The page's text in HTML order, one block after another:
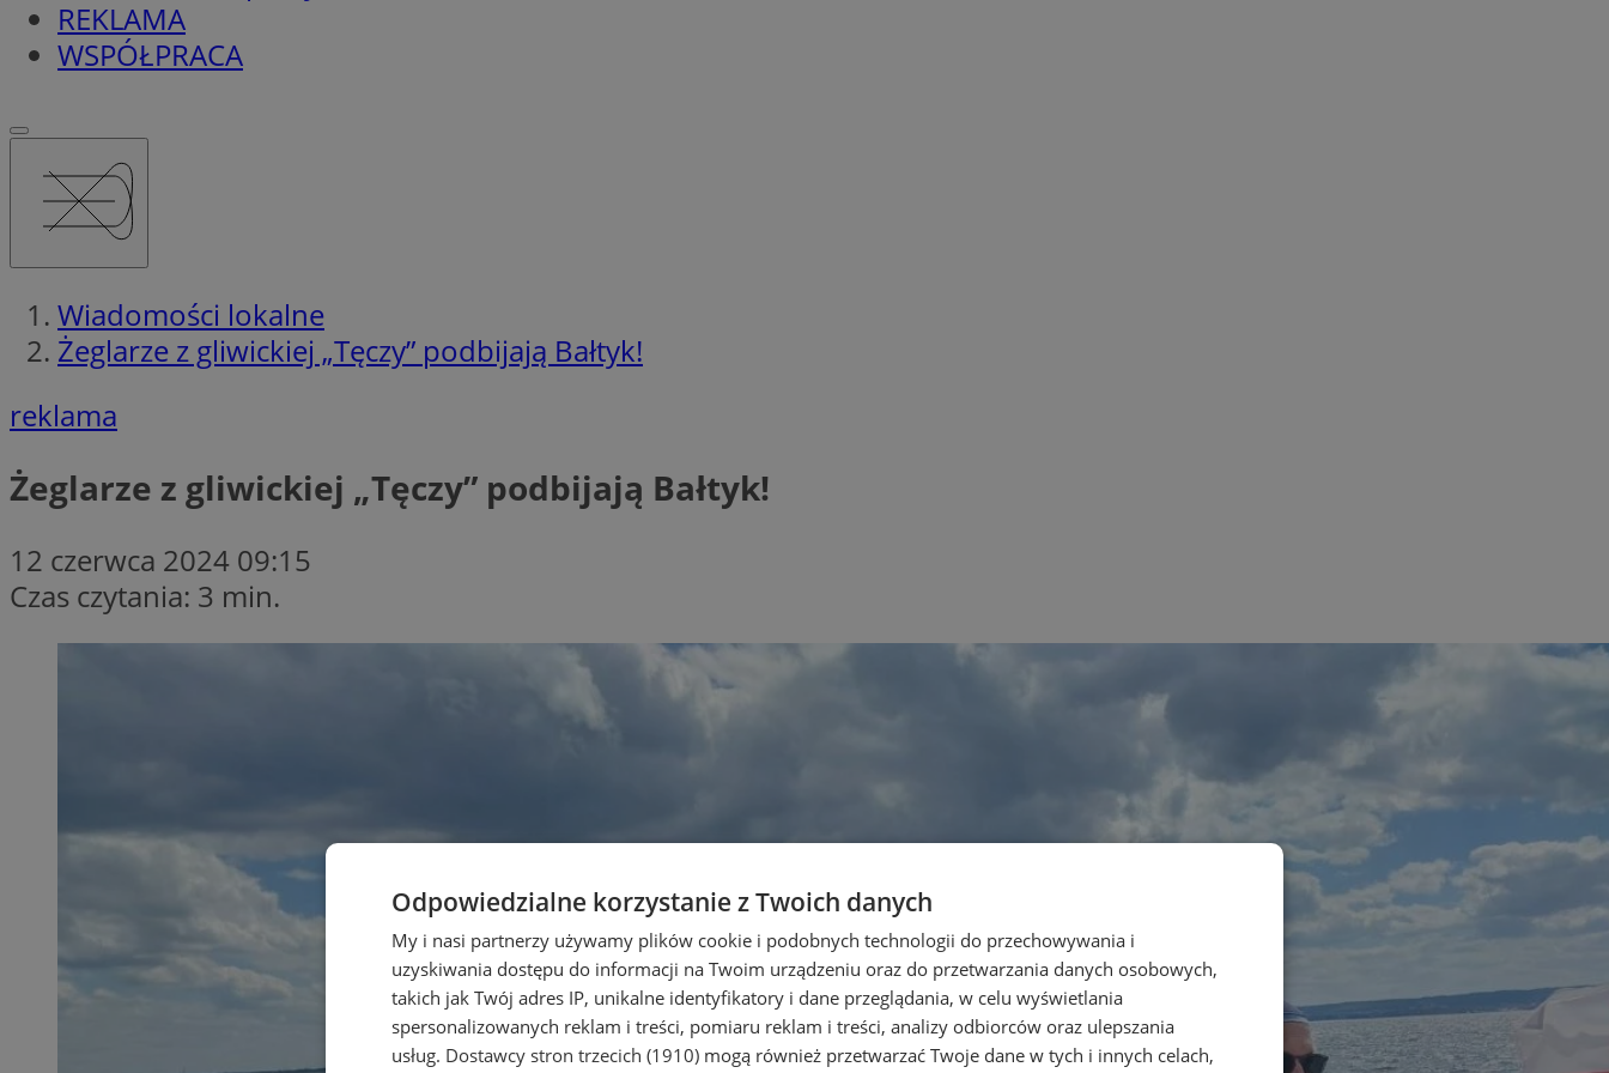
REKLAMA
WSPÓŁPRACA
Wiadomości lokalne
Żeglarze z gliwickiej „Tęczy” podbijają Bałtyk!
reklama
Żeglarze z gliwickiej „Tęczy” podbijają Bałtyk!
12 czerwca 2024 09:15
Czas czytania: 3 min.
Odpowiedzialne korzystanie z Twoich danych
My i nasi partnerzy używamy plików cookie i podobnych technologii do przechowywania i
uzyskiwania dostępu do informacji na Twoim urządzeniu oraz do przetwarzania danych osobowych,
takich jak Twój adres IP, unikalne identyfikatory i dane przeglądania, w celu wyświetlania
spersonalizowanych reklam i treści, pomiaru reklam i treści, analizy odbiorców oraz ulepszania
usług. Dostawcy stron trzecich (1910) mogą również przetwarzać Twoje dane w tych i innych celach,